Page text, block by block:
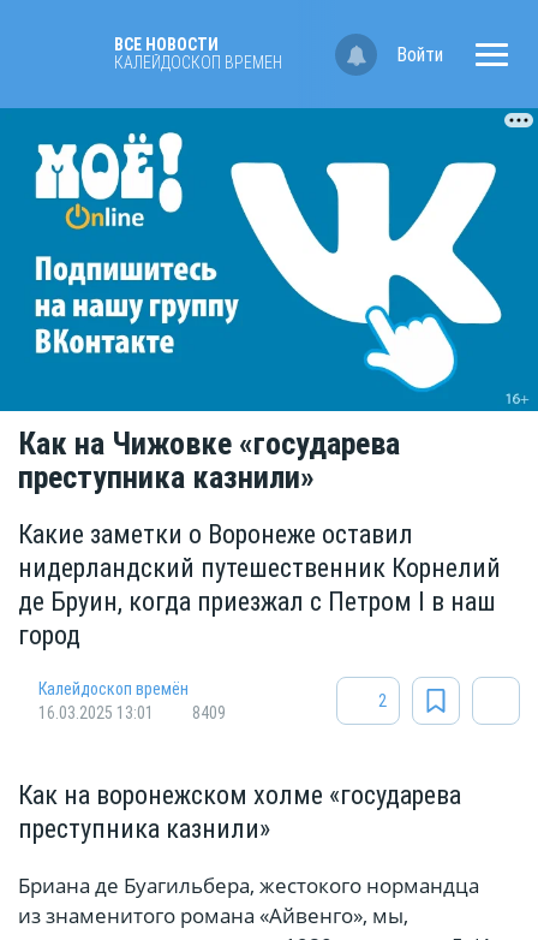
ВСЕ НОВОСТИ
КАЛЕЙДОСКОП ВРЕМЁН
Войти
Как на Чижовке «государева
преступника казнили»
Какие заметки о Воронеже оставил
нидерландский путешественник Корнелий
де Бруин, когда приезжал с Петром I в наш
город
Калейдоскоп времён
16.03.2025 13:01
8409
2
Как на воронежском холме «государева
преступника казнили»
Бриана де Буагильбера, жестокого нормандца
из знаменитого романа «Айвенго», мы,